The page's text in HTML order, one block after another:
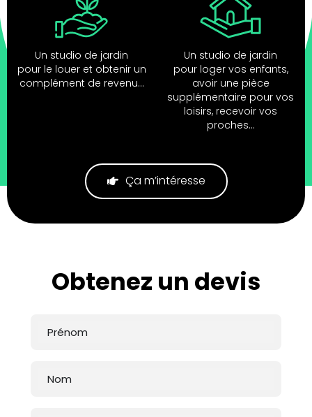
Un studio de jardin
pour le louer et obtenir un
complément de revenu...
Un studio de jardin
pour loger vos enfants,
avoir une pièce
supplémentaire pour vos
loisirs, recevoir vos
proches...
Ça m’intéresse
Obtenez un devis